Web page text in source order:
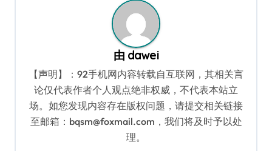
由 dawei
【声明】：92手机网内容转载自互联网，其相关言
论仅代表作者个人观点绝非权威，不代表本站立
场。如您发现内容存在版权问题，请提交相关链接
至邮箱：bqsm@foxmail.com，我们将及时予以处
理。